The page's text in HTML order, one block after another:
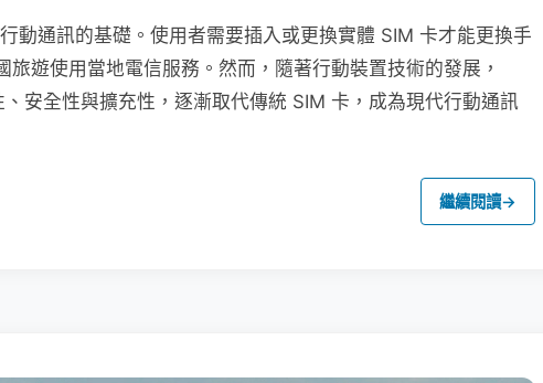
動通訊的基礎。使用者需要插入或更換實體 SIM 卡才能更換手
旅遊使用當地電信服務。然而，隨著行動裝置技術的發展，
安全性與擴充性，逐漸取代傳統 SIM 卡，成為現代行動通訊
繼續閱讀→